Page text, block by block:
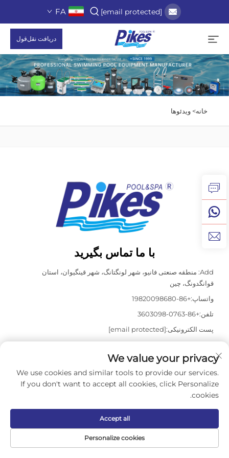
[email protected]
FA
دریافت نقل‌قول
خانه> ویدئوها
با ما تماس بگیرید
Add: منطقه صنعتی فانیو، شهر لونگتانگ، شهر قینگیوان، استان
قوانگدونگ، چین
واتساپ:+86-19820098680
تلفن:+86-0763-3603098
پست الکترونیکی:[email protected]
کپی‌رایت © ۲۰۲۶ شرکت تجهیزات استخر و اسپا قوانگدونگ کاسدالی، محدوده.
تمامی حقوق محفوظ است. - سیاست حفظ حریم خصوصی
We value your privacy
We use cookies and similar tools to provide our services.
If you don't want to accept all cookies, click Personalize
cookies.
Personalize cookies
Accept all